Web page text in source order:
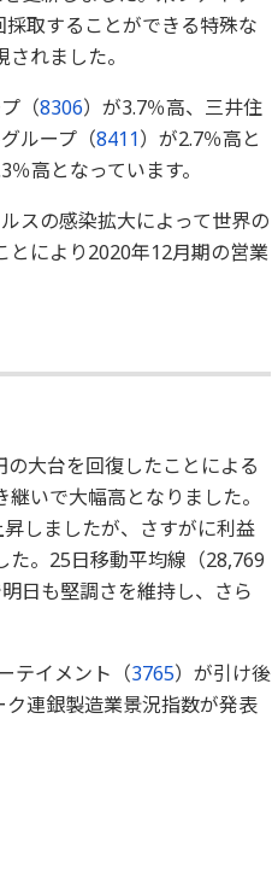
取することができる特殊な
れました。
（8306）が3.7％高、三井住
ループ（8411）が2.7％高と
％高となっています。
スの感染拡大によって世界の
とにより2020年12月期の営業
大台を回復したことによる
いで大幅高となりました。
しましたが、さすがに利益
。25日移動平均線（28,769
日も堅調さを維持し、さら
テイメント（3765）が引け後
連銀製造業景況指数が発表